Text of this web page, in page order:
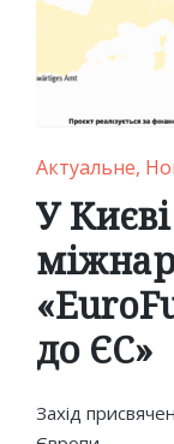
Posted
in
Актуальне
У
до ЄС»
Захід